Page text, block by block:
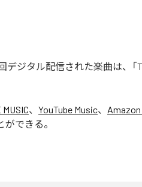
デジタル配信された楽曲は、「
、 YouTube Music、
できる。